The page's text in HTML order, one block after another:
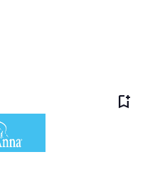
bookmark_add